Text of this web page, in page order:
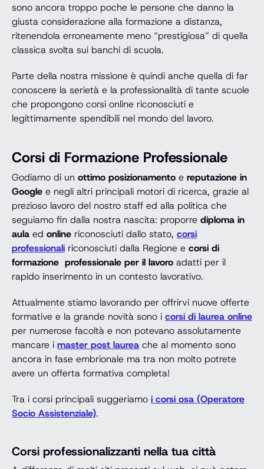
sono ancora troppo poche le persone che danno la
giusta considerazione alla formazione a distanza,
ritenendola erroneamente meno “prestigiosa” di quella
classica svolta sui banchi di scuola.
Parte della nostra missione è quindi anche quella di far
conoscere la serietà e la professionalità di tante scuole
che propongono corsi online riconosciuti e
legittimamente spendibili nel mondo del lavoro.
Corsi di Formazione Professionale
Godiamo di un ottimo posizionamento e reputazione in
Google e negli altri principali motori di ricerca, grazie al
prezioso lavoro del nostro staff ed alla politica che
seguiamo fin dalla nostra nascita: proporre diploma in
aula ed online riconosciuti dallo stato, corsi
professionali riconosciuti dalla Regione e corsi di
formazione professionale per il lavoro adatti per il
rapido inserimento in un contesto lavorativo.
Attualmente stiamo lavorando per offrirvi nuove offerte
formative e la grande novità sono i corsi di laurea online
per numerose facoltà e non potevano assolutamente
mancare i master post laurea che al momento sono
ancora in fase embrionale ma tra non molto potrete
avere un offerta formativa completa!
Tra i corsi principali suggeriamo i corsi osa (Operatore
Socio Assistenziale).
Corsi professionalizzanti nella tua città